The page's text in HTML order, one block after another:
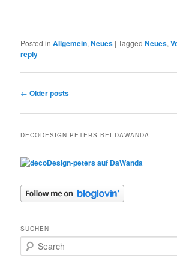
Posted in Allgemein,Neues |Tagged Neues,
reply
Post
← Older posts
DECODESIGN.PETERS BEI DAWANDA
SUCHEN
e